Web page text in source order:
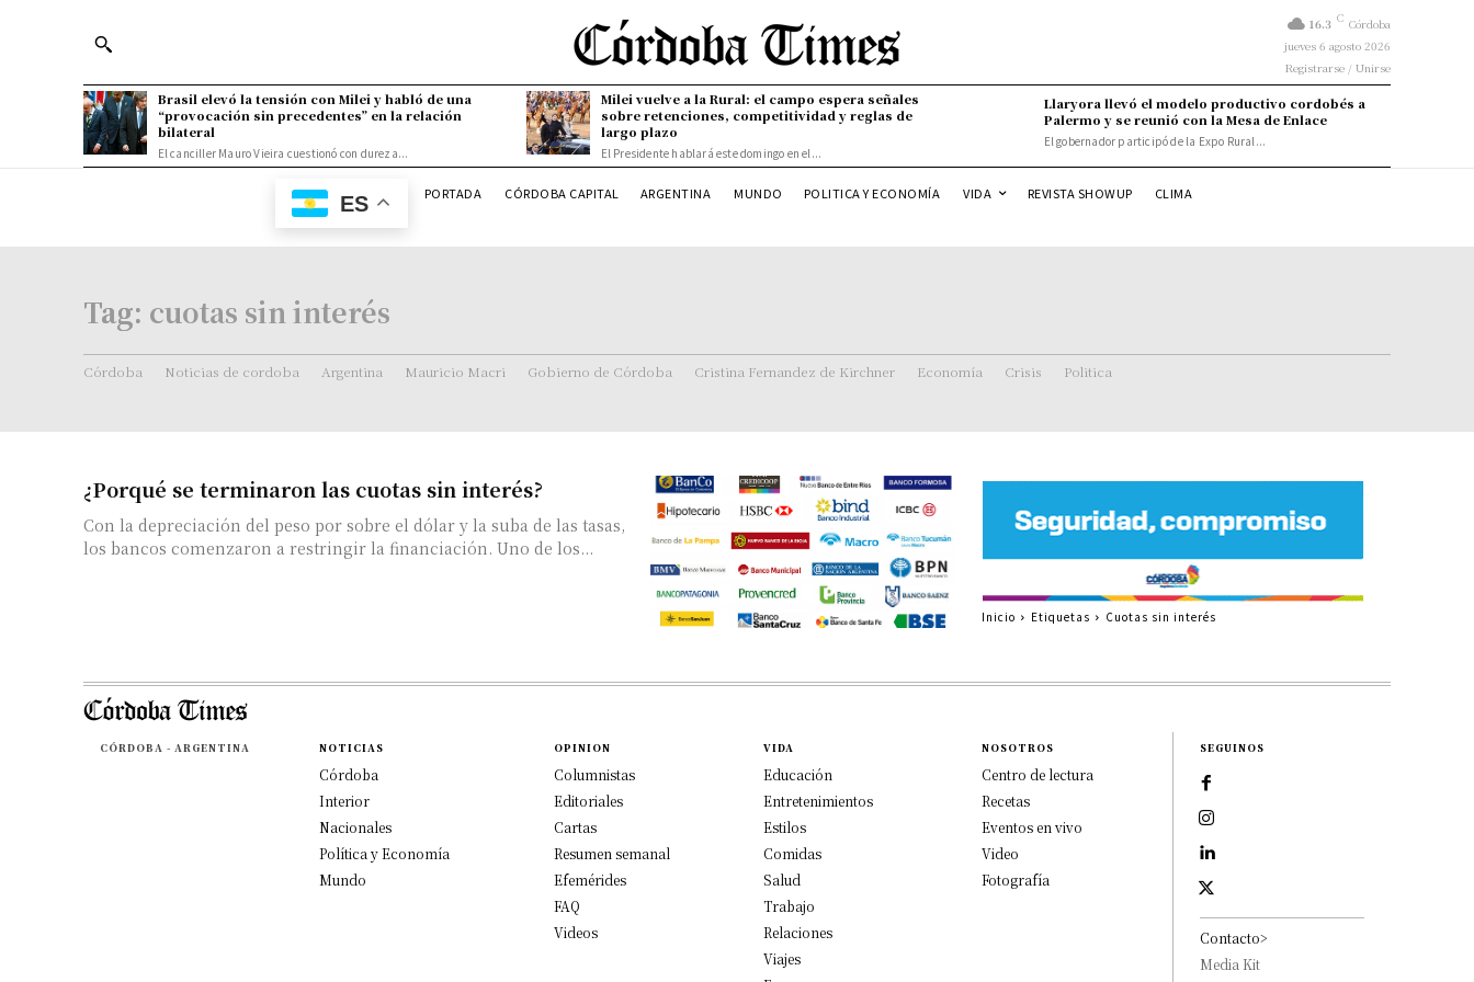
16.3 C Córdoba
jueves 6 agosto 2026
Registrarse / Unirse
Brasil elevó la tensión con Milei y habló de una
“provocación sin precedentes” en la relación
bilateral
El canciller Mauro Vieira cuestionó con dureza...
Milei vuelve a la Rural: el campo espera señales
sobre retenciones, competitividad y reglas de
largo plazo
El Presidente hablará este domingo en el...
Llaryora llevó el modelo productivo cordobés a
Palermo y se reunió con la Mesa de Enlace
El gobernador participó de la Expo Rural...
ES PORTADA CÓRDOBA CAPITAL ARGENTINA MUNDO POLITICA Y ECONOMÍA VIDA REVISTA SHOWUP CLIMA
Tag: cuotas sin interés
Córdoba Noticias de cordoba Argentina Mauricio Macri Gobierno de Córdoba Cristina Fernandez de Kirchner Economía Crisis Politica
¿Porqué se terminaron las cuotas sin interés?
Con la depreciación del peso por sobre el dólar y la suba de las tasas,
los bancos comenzaron a restringir la financiación. Uno de los...
Inicio Etiquetas Cuotas sin interés
CÓRDOBA - ARGENTINA NOTICIAS
Córdoba
Interior
Nacionales
Política y Economía
Mundo
OPINION
Columnistas
Editoriales
Cartas
Resumen semanal
Efemérides
FAQ
Videos
VIDA
Educación
Entretenimientos
Estilos
Comidas
Salud
Trabajo
Relaciones
Viajes
NOSOTROS
Centro de lectura
Recetas
Eventos en vivo
Video
Fotografía
SEGUINOS
Contacto>
Media Kit